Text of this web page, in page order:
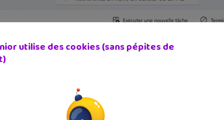
utilise des cookies (sans pépites de